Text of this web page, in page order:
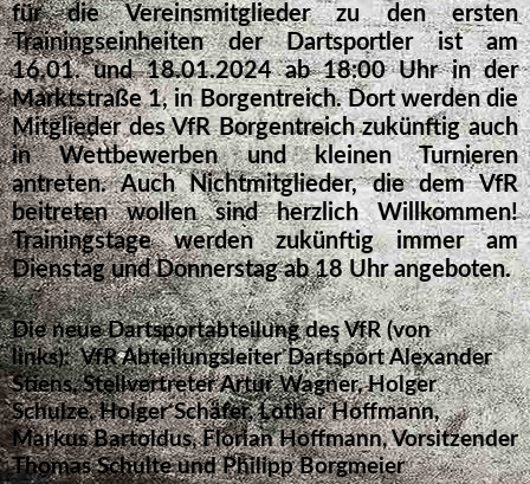
für die Vereinsmitglieder zu den ersten
Trainingseinheiten der Dartsportler ist am
16.01. und 18.01.2024 ab 18:00 Uhr in der
Marktstraße 1, in Borgentreich. Dort werden die
Mitglieder des VfR Borgentreich zukünftig auch
in Wettbewerben und kleinen Turnieren
antreten. Auch Nichtmitglieder, die dem VfR
beitreten wollen sind herzlich Willkommen!
Trainingstage werden zukünftig immer am
Dienstag und Donnerstag ab 18 Uhr angeboten.
Die neue Dartsportabteilung des VfR (von
links): VfR Abteilungsleiter Dartsport Alexander
Stiens, Stellvertreter Artur Wagner, Holger
Schulze, Holger Schäfer, Lothar Hoffmann,
Markus Bartoldus, Florian Hoffmann, Vorsitzender
Thomas Schulte und Philipp Borgmeier